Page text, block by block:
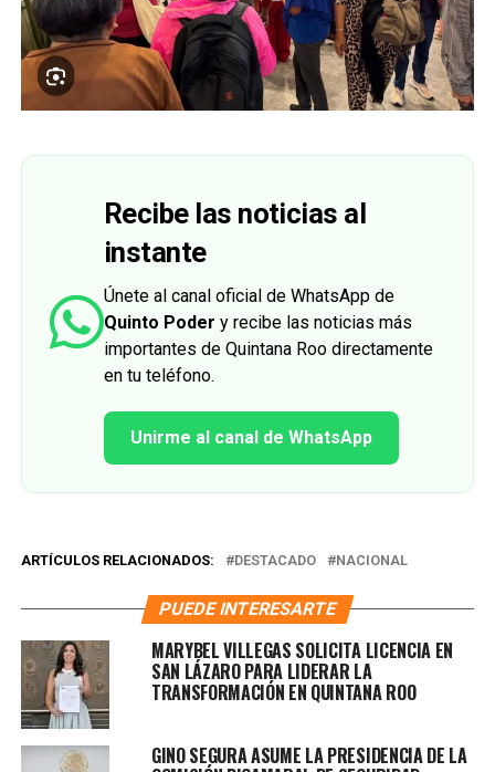
Recibe las noticias al
instante
Únete al canal oficial de WhatsApp de
Quinto Poder y recibe las noticias más
importantes de Quintana Roo directamente
en tu teléfono.
Unirme al canal de WhatsApp
ARTÍCULOS RELACIONADOS: DESTACADO NACIONAL
PUEDE INTERESARTE
MARYBEL VILLEGAS SOLICITA LICENCIA EN
SAN LÁZARO PARA LIDERAR LA
TRANSFORMACIÓN EN QUINTANA ROO
GINO SEGURA ASUME LA PRESIDENCIA DE LA